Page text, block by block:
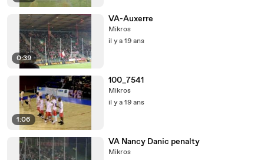
0:39
VA-Auxerre
Mikros
il y a 19 ans
1:06
100_7541
Mikros
il y a 19 ans
VA Nancy Danic penalty
Mikros